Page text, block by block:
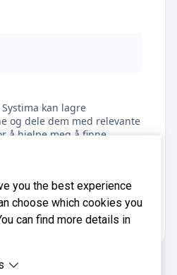
kan lagre
og dele dem med relevante
å hjelpe meg å finne
Få tilbud
you the best experience
choose which cookies you
can find more details in